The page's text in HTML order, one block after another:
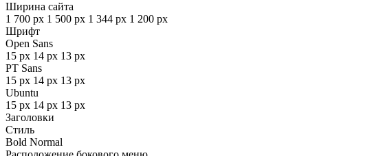
Ширина сайта
1 700 px 1 500 px 1 344 px 1 200 px
Шрифт
Open Sans
15 px 14 px 13 px
PT Sans
15 px 14 px 13 px
Ubuntu
15 px 14 px 13 px
Заголовки
Стиль
Bold Normal